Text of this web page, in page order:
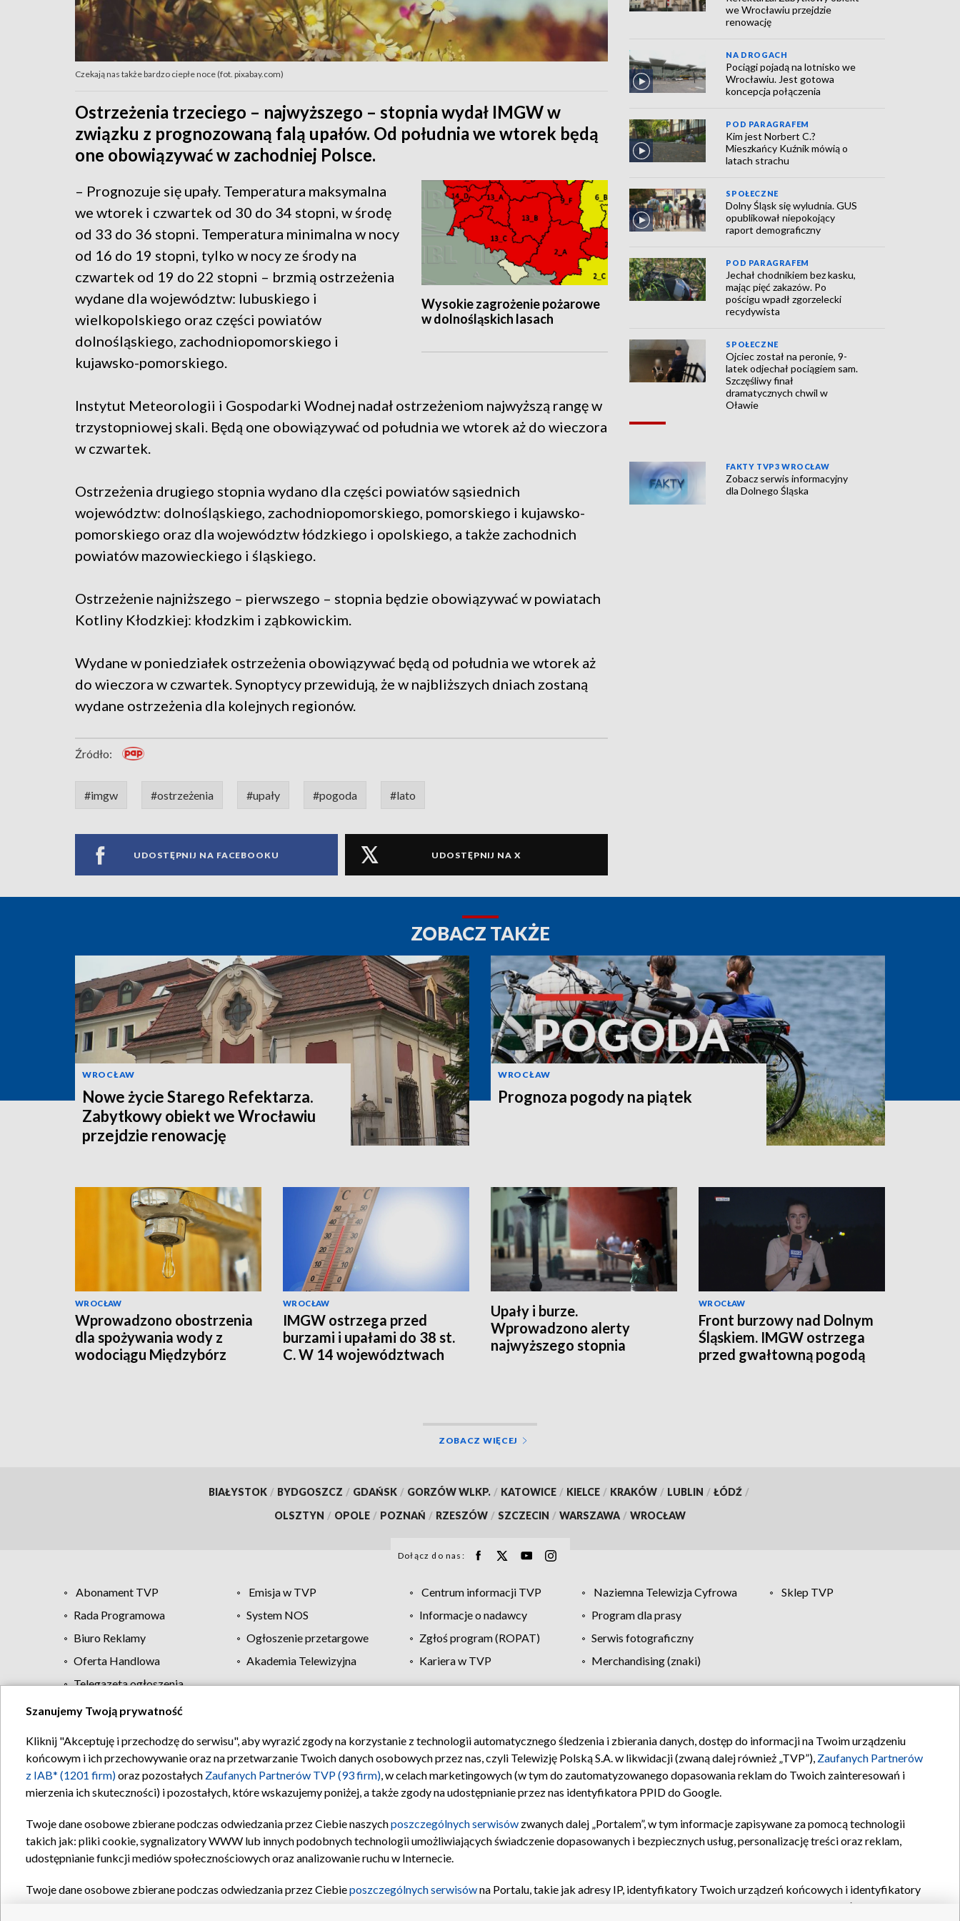
Czekają nas także bardzo ciepłe noce (fot. pixabay.com)
Ostrzeżenia trzeciego – najwyższego – stopnia wydał IMGW w
związku z prognozowaną falą upałów. Od południa we wtorek będą
one obowiązywać w zachodniej Polsce.
Wysokie zagrożenie pożarowe
w dolnośląskich lasach
– Prognozuje się upały. Temperatura maksymalna
we wtorek i czwartek od 30 do 34 stopni, w środę
od 33 do 36 stopni. Temperatura minimalna w nocy
od 16 do 19 stopni, tylko w nocy ze środy na
czwartek od 19 do 22 stopni – brzmią ostrzeżenia
wydane dla województw: lubuskiego i
wielkopolskiego oraz części powiatów
dolnośląskiego, zachodniopomorskiego i
kujawsko-pomorskiego.
Instytut Meteorologii i Gospodarki Wodnej nadał ostrzeżeniom najwyższą rangę w
trzystopniowej skali. Będą one obowiązywać od południa we wtorek aż do wieczora
w czwartek.
Ostrzeżenia drugiego stopnia wydano dla części powiatów sąsiednich
województw: dolnośląskiego, zachodniopomorskiego, pomorskiego i kujawsko-
pomorskiego oraz dla województw łódzkiego i opolskiego, a także zachodnich
powiatów mazowieckiego i śląskiego.
Ostrzeżenie najniższego – pierwszego – stopnia będzie obowiązywać w powiatach
Kotliny Kłodzkiej: kłodzkim i ząbkowickim.
Wydane w poniedziałek ostrzeżenia obowiązywać będą od południa we wtorek aż
do wieczora w czwartek. Synoptycy przewidują, że w najbliższych dniach zostaną
wydane ostrzeżenia dla kolejnych regionów.
Źródło:
#imgw #ostrzeżenia #upały #pogoda #lato
UDOSTĘPNIJ NA FACEBOOKU UDOSTĘPNIJ NA X
we Wrocławiu przejdzie
renowację
NA DROGACH
Pociągi pojadą na lotnisko we
Wrocławiu. Jest gotowa
koncepcja połączenia
POD PARAGRAFEM
Kim jest Norbert C.?
Mieszkańcy Kuźnik mówią o
latach strachu
SPOŁECZNE
Dolny Śląsk się wyludnia. GUS
opublikował niepokojący
raport demograficzny
POD PARAGRAFEM
Jechał chodnikiem bez kasku,
mając pięć zakazów. Po
pościgu wpadł zgorzelecki
recydywista
SPOŁECZNE
Ojciec został na peronie, 9-
latek odjechał pociągiem sam.
Szczęśliwy finał
dramatycznych chwil w
Oławie
FAKTY TVP3 WROCŁAW
Zobacz serwis informacyjny
dla Dolnego Śląska
ZOBACZ TAKŻE
WROCŁAW
Nowe życie Starego Refektarza.
Zabytkowy obiekt we Wrocławiu
przejdzie renowację
WROCŁAW
Prognoza pogody na piątek
WROCŁAW
Wprowadzono obostrzenia
dla spożywania wody z
wodociągu Międzybórz
WROCŁAW
IMGW ostrzega przed
burzami i upałami do 38 st.
C. W 14 województwach
Upały i burze.
Wprowadzono alerty
najwyższego stopnia
WROCŁAW
Front burzowy nad Dolnym
Śląskiem. IMGW ostrzega
przed gwałtowną pogodą
ZOBACZ WIĘCEJ
BIAŁYSTOK / BYDGOSZCZ / GDAŃSK / GORZÓW WLKP. / KATOWICE / KIELCE / KRAKÓW / LUBLIN / ŁÓDŹ /
OLSZTYN / OPOLE / POZNAŃ / RZESZÓW / SZCZECIN / WARSZAWA / WROCŁAW
Dołącz do nas:
Abonament TVP Emisja w TVP Centrum informacji TVP Naziemna Telewizja Cyfrowa
Sklep TVP
Rada Programowa
System NOS Informacje o nadawcy
Program dla prasy
Biuro Reklamy
Ogłoszenie przetargowe Zgłoś program (ROPAT)
Serwis fotograficzny
Oferta Handlowa
Akademia Telewizyjna Kariera w TVP
Merchandising (znaki)
Telegazeta ogłoszenia
Regulamin TVP Polityka prywatności Moje zgody Pomoc Biuro reklamy Kontakt
Szanujemy Twoją prywatność
Kliknij "Akceptuję i przechodzę do serwisu", aby wyrazić zgody na korzystanie z technologii automatycznego śledzenia i zbierania danych, dostęp do informacji na Twoim urządzeniu
końcowym i ich przechowywanie oraz na przetwarzanie Twoich danych osobowych przez nas, czyli Telewizję Polską S.A. w likwidacji (zwaną dalej również „TVP”), Zaufanych Partnerów
z IAB* (1201 firm)oraz pozostałych Zaufanych Partnerów TVP (93 firm), w celach marketingowych (w tym do zautomatyzowanego dopasowania reklam do Twoich zainteresowań i
mierzenia ich skuteczności) i pozostałych, które wskazujemy poniżej, a także zgody na udostępnianie przez nas identyfikatora PPID do Google.
Twoje dane osobowe zbierane podczas odwiedzania przez Ciebie naszychposzczególnych serwisów zwanych dalej „Portalem”, w tym informacje zapisywane za pomocą technologii
takich jak: pliki cookie, sygnalizatory WWW lub innych podobnych technologii umożliwiających świadczenie dopasowanych i bezpiecznych usług, personalizację treści oraz reklam,
udostępnianie funkcji mediów społecznościowych oraz analizowanie ruchu w Internecie.
Twoje dane osobowe zbierane podczas odwiedzania przez Ciebieposzczególnych serwisówna Portalu, takie jak adresy IP, identyfikatory Twoich urządzeń końcowych i identyfikatory
oraz pozostałych